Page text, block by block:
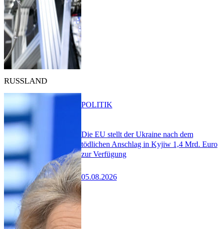
RUSSLAND
Die EU stellt der Ukraine nach dem
tödlichen Anschlag in Kyjiw 1,4 Mrd. Euro
zur Verfügung
05.08.2026
POLITIK